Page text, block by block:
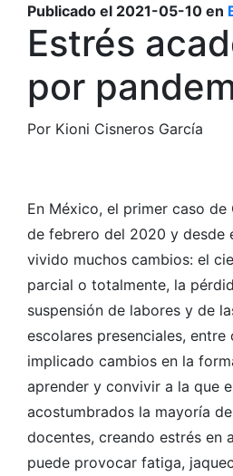
Publicado el 2021-05-10 en
Estrés
por
Por Kioni Cisneros García
En México, el primer caso de
de febrero del 2020 y desde
vivido muchos cambios: el
parcial o totalmente, la
suspensión de labores y de
escolares presenciales,
implicado cambios en la
aprender y convivir a la que
acostumbrados la mayoría
docentes, creando estrés en
puede provocar fatiga,